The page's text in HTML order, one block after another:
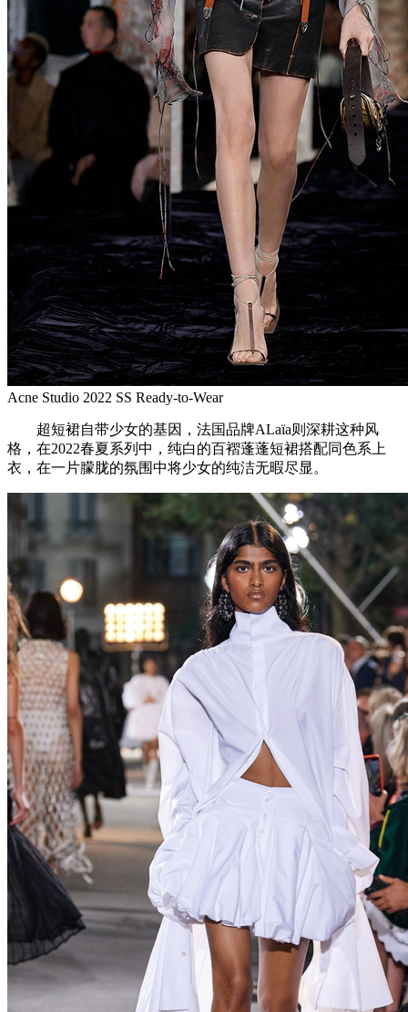
Acne Studio 2022 SS Ready-to-Wear
超短裙自带少女的基因，法国品牌ALaïa则深耕这种风
格，在2022春夏系列中，纯白的百褶蓬蓬短裙搭配同色系上
衣，在一片朦胧的氛围中将少女的纯洁无暇尽显。